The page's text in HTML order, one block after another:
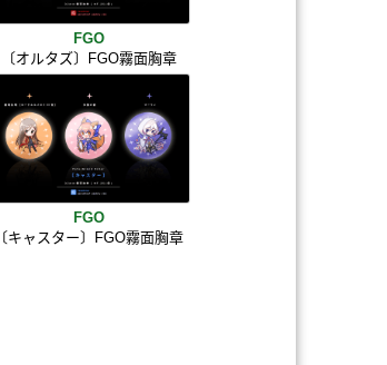
FGO
〔オルタズ〕FGO霧面胸章
FGO
〔キャスター〕FGO霧面胸章